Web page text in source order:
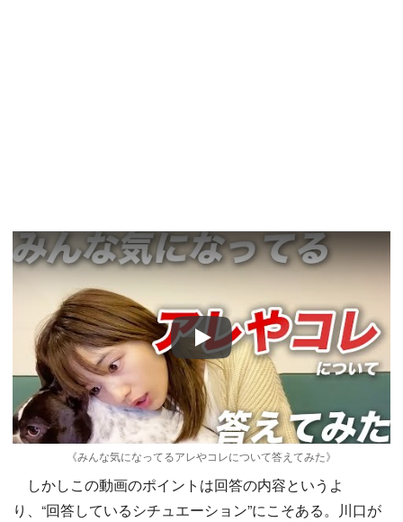
Play
《みんな気になってるアレやコレについて答えてみた》
しかしこの動画のポイントは回答の内容というよ
り、“回答しているシチュエーション”にこそある。川口が